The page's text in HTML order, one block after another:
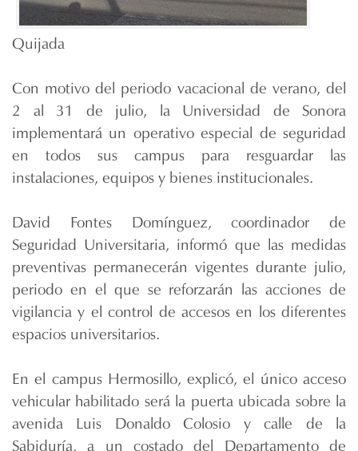
Quijada
Con motivo del periodo vacacional de verano, del
2 al 31 de julio, la Universidad de Sonora
implementará un operativo especial de seguridad
en todos sus campus para resguardar las
instalaciones, equipos y bienes institucionales.
David Fontes Domínguez, coordinador de
Seguridad Universitaria, informó que las medidas
preventivas permanecerán vigentes durante julio,
periodo en el que se reforzarán las acciones de
vigilancia y el control de accesos en los diferentes
espacios universitarios.
En el campus Hermosillo, explicó, el único acceso
vehicular habilitado será la puerta ubicada sobre la
avenida Luis Donaldo Colosio y calle de la
Sabiduría, a un costado del Departamento de